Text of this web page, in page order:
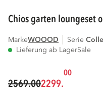
chios garten loungeset
MarkeWOOOD Serie
Lieferung ab LagerSale
2569.002299.
00